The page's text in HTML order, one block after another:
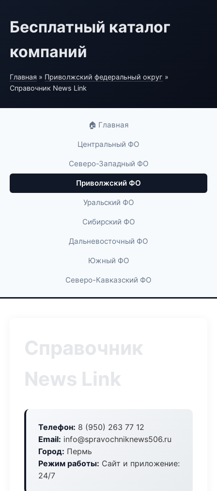
Бесплатный каталог
компаний
Главная » Приволжский федеральный округ »
Справочник News Link
🏠 Главная
Центральный ФО
Северо-Западный ФО
Приволжский ФО
Уральский ФО
Сибирский ФО
Дальневосточный ФО
Южный ФО
Северо-Кавказский ФО
Справочник
News Link
Телефон: 8 (950) 263 77 12
Email: info@spravochniknews506.ru
Город: Пермь
Режим работы: Сайт и приложение:
24/7